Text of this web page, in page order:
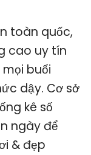
toàn quốc,
cao uy tín
buổi
dậy. Cơ sở
kê số
ngày để
& đẹp